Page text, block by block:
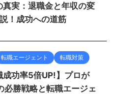
実：退職金と年収の変
！成功への道筋
転職エージェント 転職対策
成功率5倍UP!】プロが
必勝戦略と転職エージェ